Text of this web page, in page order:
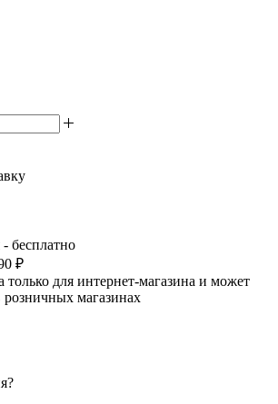
бесплатно
₽
только для интернет-магазина и может
розничных магазинах